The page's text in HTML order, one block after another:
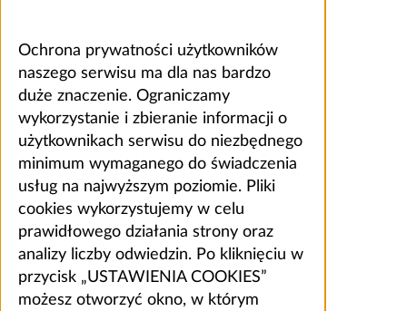
Ochrona prywatności użytkowników
naszego serwisu ma dla nas bardzo
duże znaczenie. Ograniczamy
wykorzystanie i zbieranie informacji o
użytkownikach serwisu do niezbędnego
minimum wymaganego do świadczenia
usług na najwyższym poziomie. Pliki
cookies wykorzystujemy w celu
prawidłowego działania strony oraz
analizy liczby odwiedzin. Po kliknięciu w
przycisk „USTAWIENIA COOKIES”
możesz otworzyć okno, w którym